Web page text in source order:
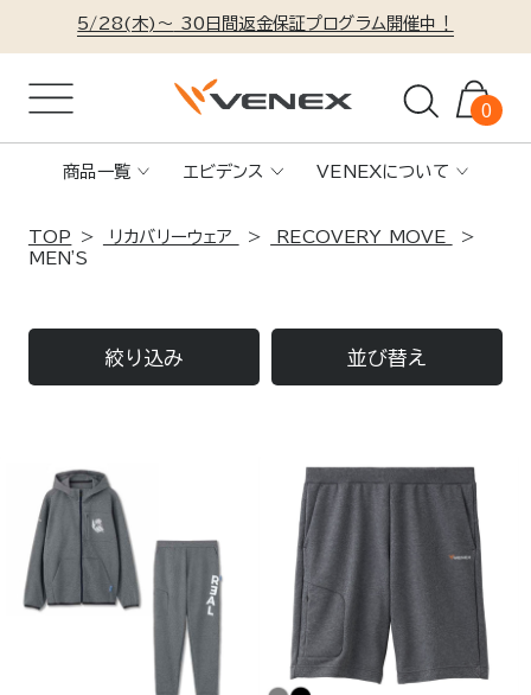
5/28(木)～ 30日間返金保証プログラム開催中！
0
商品一覧 エビデンス VENEXについて
TOP リカバリーウェア
RECOVERY MOVE
MEN'S
絞り込み 並び替え